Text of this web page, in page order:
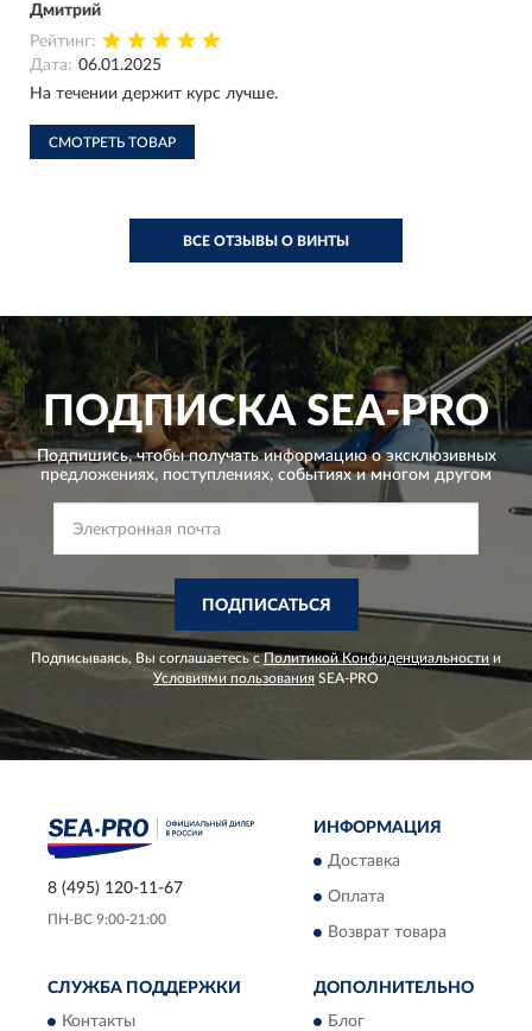
Дмитрий
Рейтинг:
Дата: 06.01.2025
На течении держит курс лучше.
СМОТРЕТЬ ТОВАР
ВСЕ ОТЗЫВЫ О ВИНТЫ
ПОДПИСКАSEA-PRO
Подпишись, чтобы получать информацию о эксклюзивных
предложениях, поступлениях, событиях и многом другом
ПОДПИСАТЬСЯ
Подписываясь, Вы соглашаетесь сПолитикой Конфиденциальности и
Условиями пользования SEA-PRO
8 (495) 120-11-67
ПН-ВС 9:00-21:00
ИНФОРМАЦИЯ
Доставка
Оплата
Возврат товара
СЛУЖБА ПОДДЕРЖКИ
Контакты
ДОПОЛНИТЕЛЬНО
Блог